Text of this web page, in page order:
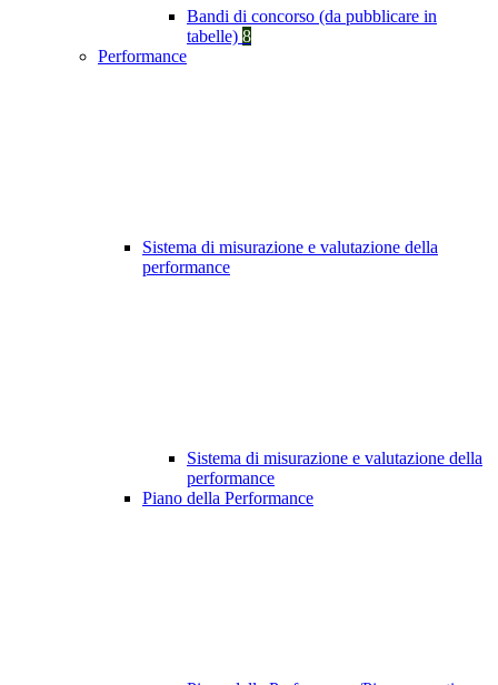
Bandi di concorso (da pubblicare in
tabelle) 8
Performance
Sistema di misurazione e valutazione della
performance
Sistema di misurazione e valutazione della
performance
Piano della Performance